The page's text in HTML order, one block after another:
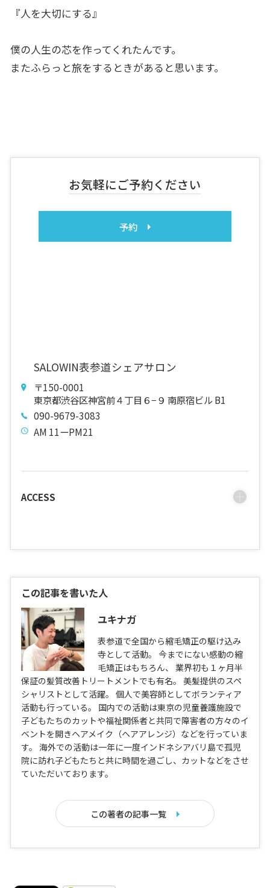
『人を大切にする』
僕の人生の芯を作ってくれたんです。
またふらっと旅をするときがあると思います。
お気軽にご予約ください
予約
SALOWIN表参道シェアサロン
〒150-0001
東京都渋谷区神宮前４丁目６−９ 南原宿ビル B1
090-9679-3083
AM 11ーPM21
ACCESS
この記事を書いた人
ユキナガ
表参道で全国から縮毛矯正の駆け込み
寺として活動。 今までにない感動の縮
毛矯正はもちろん、 業界初も１ヶ月半
保証の髪質改善トリートメントでも有名。 美髪提供のスペ
シャリストとして活躍。 個人で美容師としてボランティア
活動も行っている。 国内での活動は東京の児童養護施設で
子どもたちのカットや福祉関係者と共同で障害者の方々のイ
ベントを開きヘアメイク（ヘアアレンジ）などを行っていま
す。 海外での活動は一年に一度インドネシアバリ島で孤児
院に訪れ子どもたちと共に時間を過ごし、カットなどをさせ
ていただいております。
この著者の記事一覧